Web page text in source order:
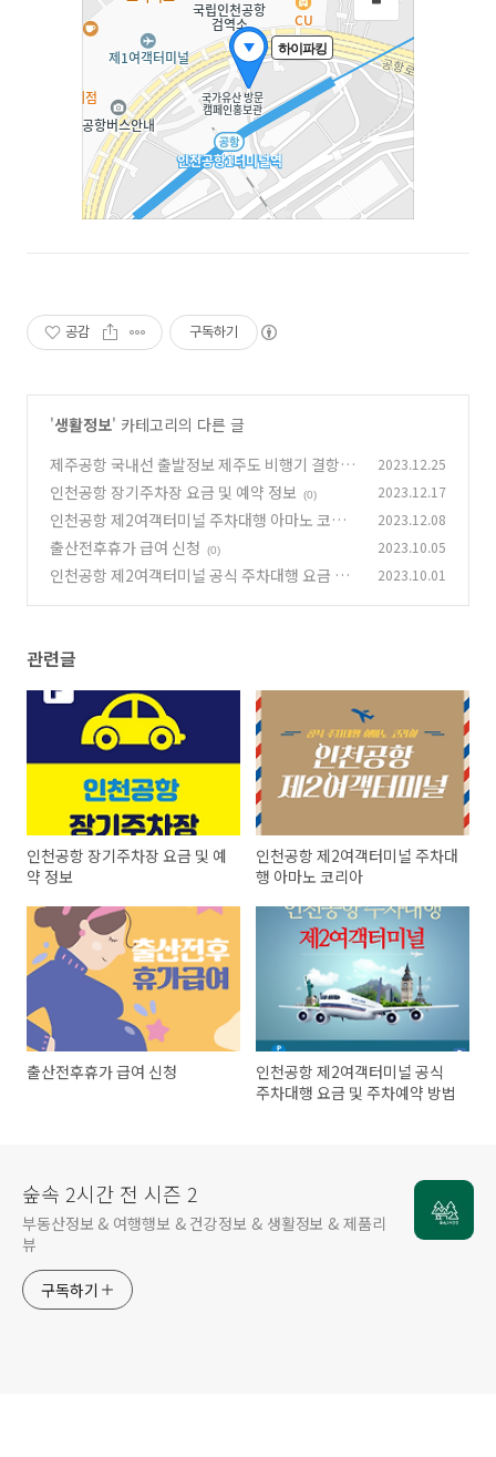
공감 구독하기
'생활정보' 카테고리의 다른 글
제주공항 국내선 출발정보 제주도 비행기 결항시
미리 확인하세요. (0)
2023.12.25
인천공항 장기주차장 요금 및 예약 정보 (0) 2023.12.17
인천공항 제2여객터미널 주차대행 아마노 코리
아
(0)
2023.12.08
출산전후휴가 급여 신청 (0) 2023.10.05
인천공항 제2여객터미널 공식 주차대행 요금 및
2023.10.01
관련글
인천공항 장기주차장 요금 및 예
약 정보
인천공항 제2여객터미널 주차대
행 아마노 코리아
출산전후휴가 급여 신청
인천공항 제2여객터미널 공식
주차대행 요금 및 주차예약 방법
숲속 2시간 전 시즌 2
부동산정보 & 여행행보 & 건강정보 & 생활정보 & 제품리
뷰
구독하기